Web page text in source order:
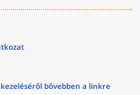
bővebben a linkre